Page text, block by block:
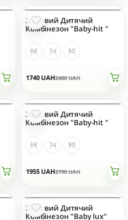
НЕМАЄ НА СКЛАДІ
1740 UAH2480UAH
Зимовий Дитячий
Комбінезон "Baby-hit "
68 74 80
НЕМАЄ НА СКЛАДІ
1955 UAH2790UAH
Зимовий Дитячий
Комбінезон "Baby-hit "
68 74 80
НЕМАЄ НА СКЛАДІ
Зимовий Дитячий
Комбінезон "Baby lux"